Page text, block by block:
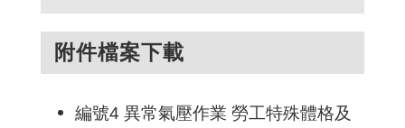
附件檔案下載
編號4 異常氣壓作業 勞工特殊體格及